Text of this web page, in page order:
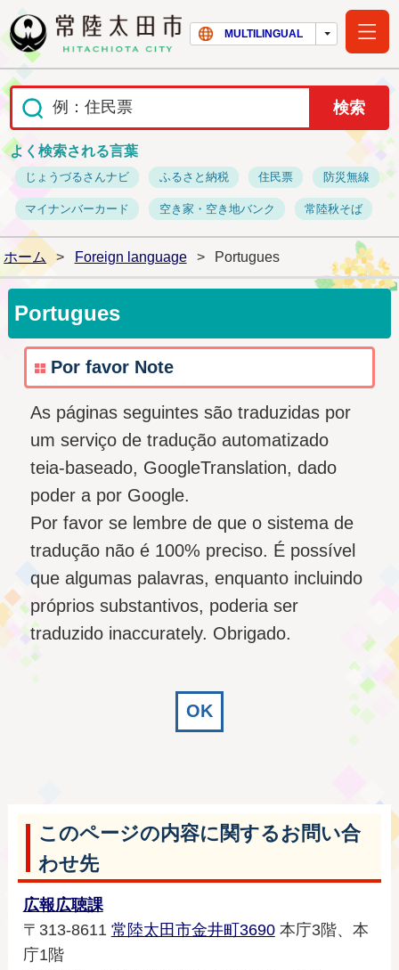
常陸太田市ホー
MULTILINGUAL
よく検索される言葉
じょうづるさんナビ ふるさと納税 住民票 防災無線
マイナンバーカード 空き家・空き地バンク 常陸秋そば
ホーム > Foreign language > Portugues
Portugues
Por favor Note
As páginas seguintes são traduzidas por
um serviço de tradução automatizado
teia-baseado, GoogleTranslation, dado
poder a por Google.
Por favor se lembre de que o sistema de
tradução não é 100% preciso. É possível
que algumas palavras, enquanto incluindo
próprios substantivos, poderia ser
traduzido inaccurately. Obrigado.
OK
このページの内容に関するお問い合
わせ先
広報広聴課
〒313-8611 常陸太田市金井町3690本庁3階、本
庁1階